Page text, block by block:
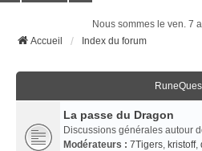
Nous sommes le ven. 7
Accueil
Index du forum
La passe du Dragon
Discussions générales autour
Modérateurs : 7Tigers, kristoff,